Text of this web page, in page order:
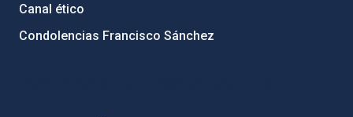
Canal ético
Condolencias Francisco Sánchez